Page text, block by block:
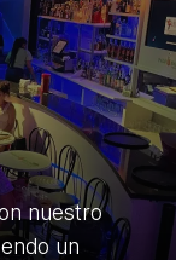
nuestro
un